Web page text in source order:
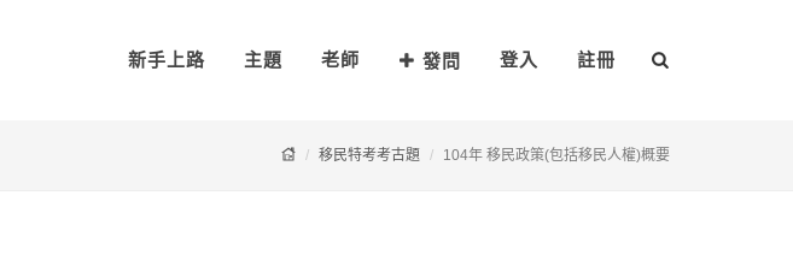
新手上路 主題 老師 發問 登入 註冊
移民特考考古題 104年 移民政策(包括移民人權)概要